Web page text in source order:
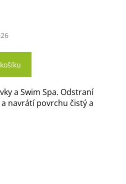
a Swim Spa. Odstraní
navrátí povrchu čistý a